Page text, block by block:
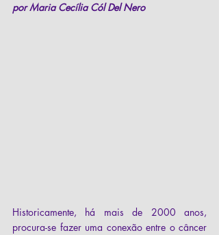
por Maria Cecília Cól Del Nero
Historicamente, há mais de 2000 anos,
procura-se fazer uma conexão entre o câncer